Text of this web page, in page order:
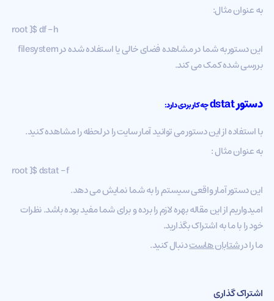
به عنوان مثال:
root ]$ df -h
این دستور به شما در مشاهده فضای خالی یا استفاده شده در filesystem
بررسی شده کمک می کند.
دستورdstatچه کاربردی دارد:
با استفاده از این دستور می توانید آمار سایت را در لحظه را مشاهده کنید.
به عنوان مثال :
root ]$ dstat -f
این دستور آمار واقعی سیستم را به شما نمایش می دهد.
امیدواریم از این مقاله بهره لازم را برده و برای شما مفید بوده باشد. نظرات
خود را با ما به اشتراک بگذارید.
ما را درشتابان هاستدنبال کنید.
اشتراک گذاری